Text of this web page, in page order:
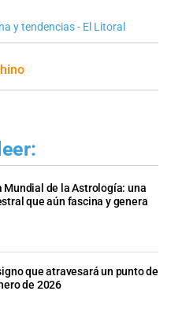
y tendencias - El Litoral
Mundial de la Astrología: una
que aún fascina y genera
que atravesará un punto de
de 2026